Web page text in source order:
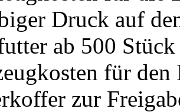
Druck auf
ab 500 Stück
für
zur